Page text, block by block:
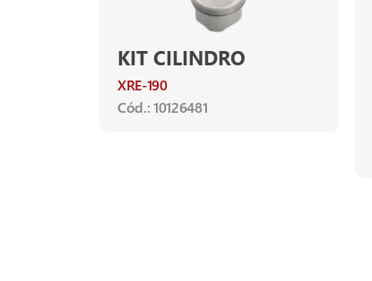
KIT CILINDRO
XRE-190
Cód.: 10126481